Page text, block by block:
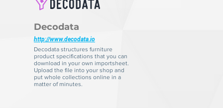
Decodata
http://www.decodata.io
Decodata structures furniture
product specifications that you can
download in your own importsheet.
Upload the file into your shop and
put whole collections online in a
matter of minutes.